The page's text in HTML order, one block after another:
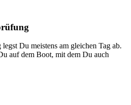
Du meistens am gleichen Tag ab.
auf dem Boot, mit dem Du auch